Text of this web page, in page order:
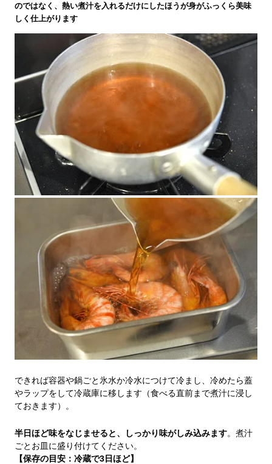
のではなく、熱い煮汁を入れるだけにしたほうが身がふっくら美味
しく仕上がります
できれば容器や鍋ごと氷水か冷水につけて冷まし、冷めたら蓋
やラップをして冷蔵庫に移します（食べる直前まで煮汁に浸し
ておきます）。
半日ほど味をなじませると、しっかり味がしみ込みます。煮汁
ごとお皿に盛り付けてください。
【保存の目安：冷蔵で3日ほど】